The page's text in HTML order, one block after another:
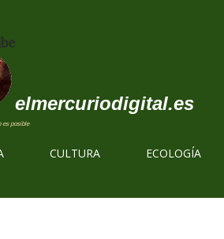
elmercuriodigital.es
es posible
CULTURA ECOLOGÍA